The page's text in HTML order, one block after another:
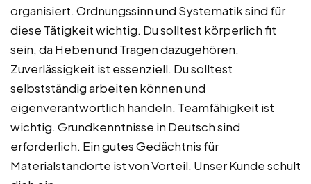
organisiert. Ordnungssinn und Systematik sind für
diese Tätigkeit wichtig. Du solltest körperlich fit
sein, da Heben und Tragen dazugehören.
Zuverlässigkeit ist essenziell. Du solltest
selbstständig arbeiten können und
eigenverantwortlich handeln. Teamfähigkeit ist
wichtig. Grundkenntnisse in Deutsch sind
erforderlich. Ein gutes Gedächtnis für
Materialstandorte ist von Vorteil. Unser Kunde schult